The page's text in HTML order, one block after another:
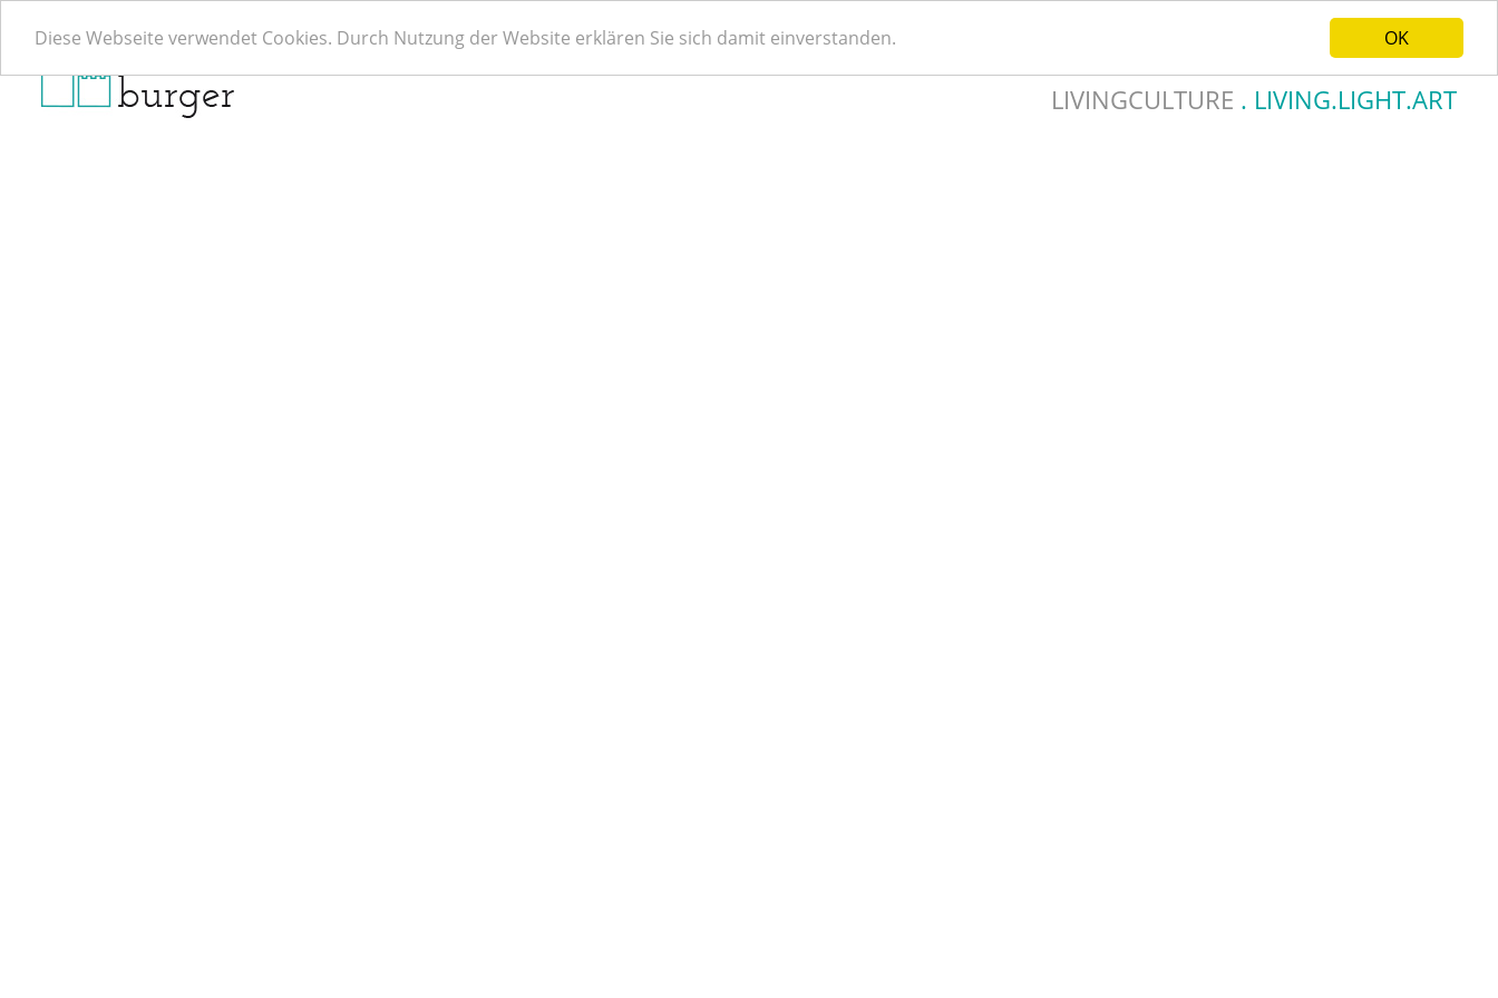
OK
Diese Webseite verwendet Cookies. Durch Nutzung der Website erklären Sie sich damit einverstanden. ENGLISH
LIVINGCULTURE . LIVING.LIGHT.ART